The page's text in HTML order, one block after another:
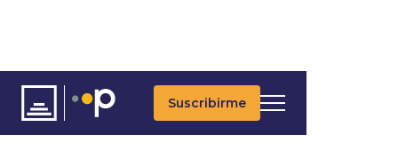
Suscribirme
ARTÍCULOS